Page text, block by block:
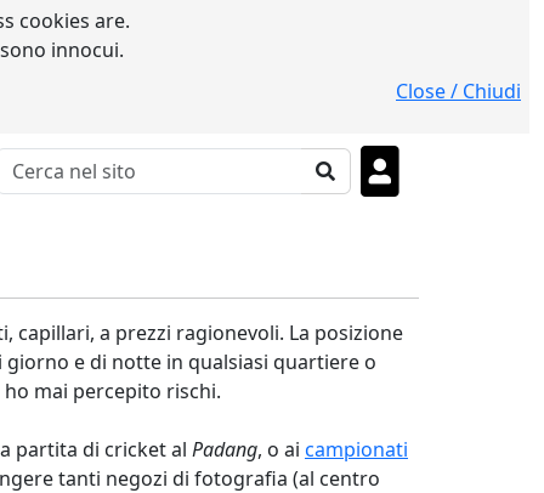
cookies are.
innocui.
Close / Chiudi
a prezzi ragionevoli. La posizione
giorno e di notte in qualsiasi quartiere o
mai percepito rischi.
partita di cricket al Padang, o ai campionati
tanti negozi di fotografia (al centro